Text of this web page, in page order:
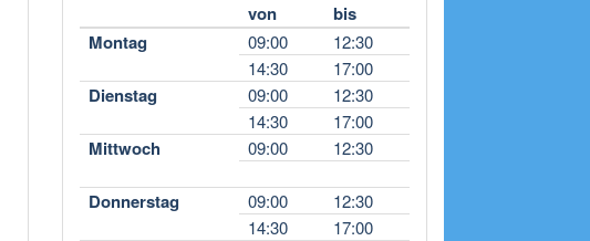
von
bis
Montag
09:00
12:30
14:30
17:00
Dienstag 09:00
12:30
14:30
17:00
Mittwoch 09:00 12:30
Donnerstag 09:00
12:30
14:30
17:00